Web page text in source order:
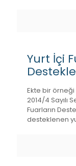
Yurt İçi
Ekte bir örneği
2014/4 Sayılı
Fuarların
desteklenen